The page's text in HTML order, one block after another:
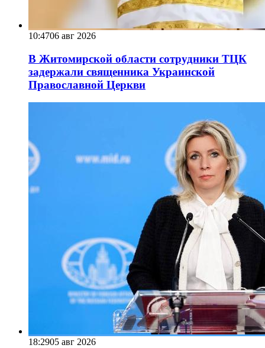
10:4706 авг 2026
В Житомирской области сотрудники ТЦК
задержали священника Украинской
Православной Церкви
18:2905 авг 2026